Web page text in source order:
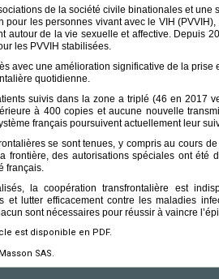
de la société civile binationales et une
pour les personnes vivant avec le VIH
autour de la vie sexuelle et affective. Depuis
les PVVIH stabilisées.
avec une amélioration significative de la prise
quotidienne.
suivis dans la zone a triplé (46 en 2017
à 400 copies et aucune nouvelle
français poursuivent actuellement leur
se sont tenues, y compris au cours
frontière, des autorisations spéciales ont été
français.
la coopération transfrontalière est
et lutter efficacement contre les maladies
sont nécessaires pour réussir à vaincre
est disponible en PDF.
SAS.